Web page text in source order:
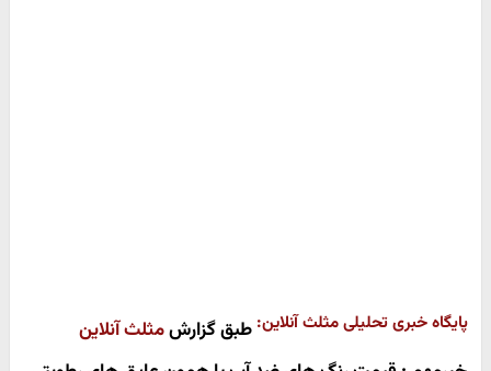
پایگاه خبری تحلیلی مثلث آنلاین: طبق گزارشمثلث آنلاین